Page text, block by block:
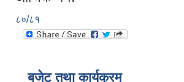
८०/८१
बजेट तथा कार्यक्रम